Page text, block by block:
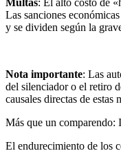
​Multas: El alto costo de
​Las sanciones
y se dividen según la
Nota importante: Las
del silenciador o el retiro
causales directas de estas
​Más que un
​El endurecimiento de los